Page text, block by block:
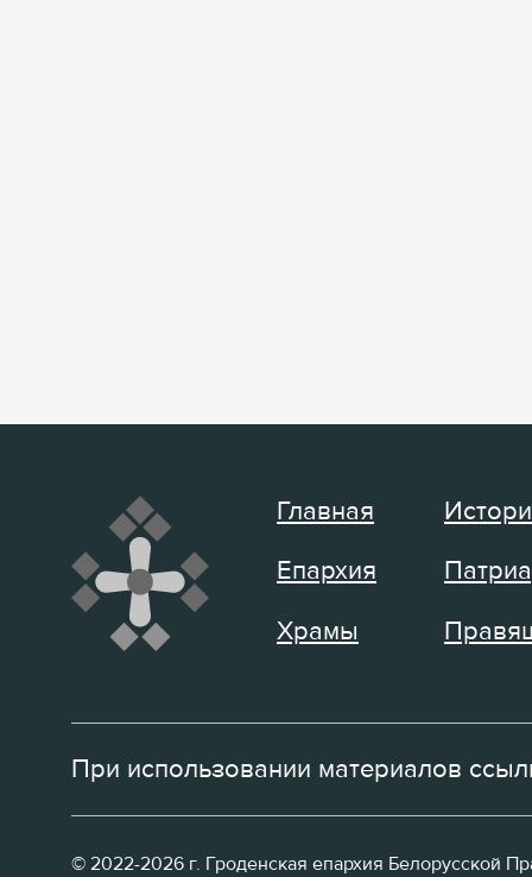
Главная
Епархия
Храмы
При использовании материалов
© 2022-2026 г. Гроденская епархия Белорусской